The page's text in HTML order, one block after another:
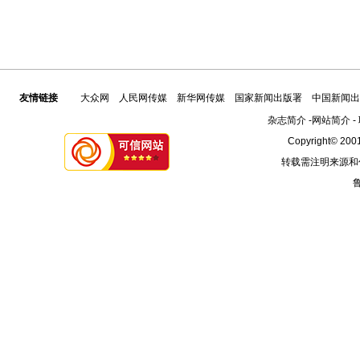
友情链接 大众网 人民网传媒 新华网传媒 国家新闻出版署
中国新闻
杂志简介-网站简介-
Copyright©
转载需注明来源